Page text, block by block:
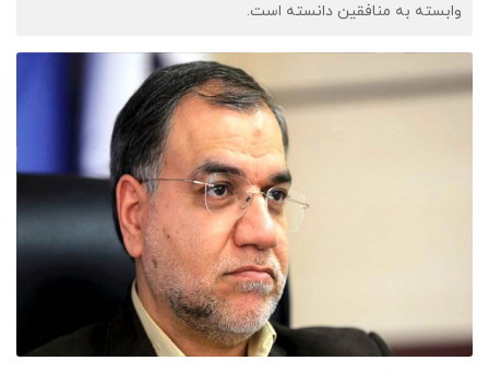
وابسته به منافقین دانسته است.